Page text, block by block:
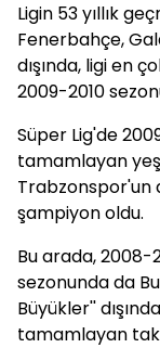
Ligin 53 yıllık
Fenerbahçe,
dışında, ligi en
2009-2010
Süper Lig'de
tamamlayan
Trabzonspor'un
şampiyon oldu.
Bu arada, 2008-
sezonunda da
Büyükler''
tamamlayan